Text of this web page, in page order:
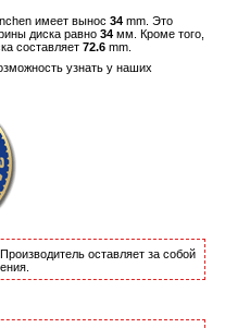
имеет вынос 34 mm. Это
диска равно 34 мм. Кроме того,
составляет 72.6 mm.
узнать у наших
оставляет за собой